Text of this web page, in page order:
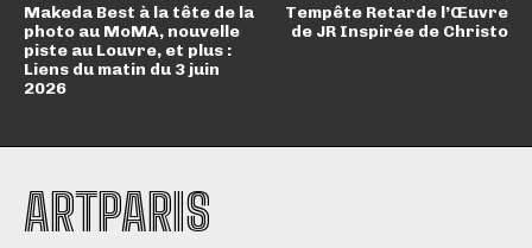
Makeda Best à la tête de la
photo au MoMA, nouvelle
piste au Louvre, et plus :
Liens du matin du 3 juin
2026
Tempête Retarde l’Œuvre
de JR Inspirée de Christo
ARTPARIS